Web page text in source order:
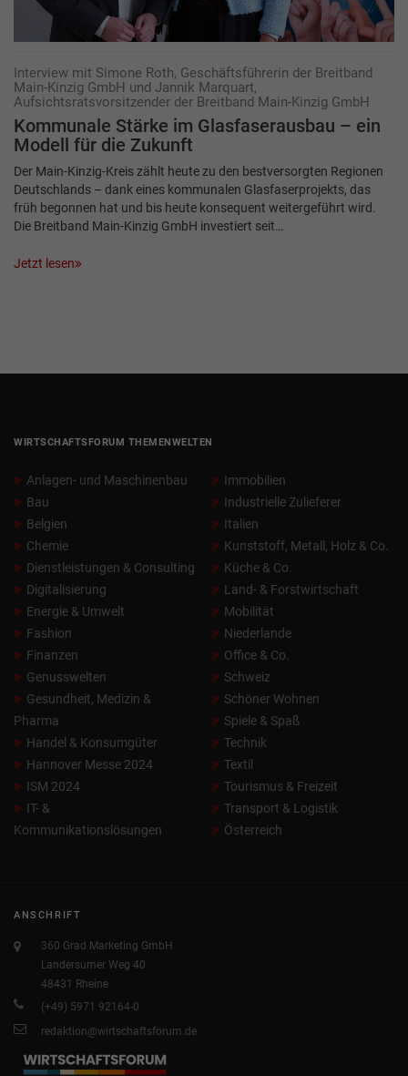
Interview mit Simone Roth, Geschäftsführerin der Breitband
Main-Kinzig GmbH und Jannik Marquart,
Aufsichtsratsvorsitzender der Breitband Main-Kinzig GmbH
Kommunale Stärke im Glasfaserausbau – ein
Modell für die Zukunft
Der Main-Kinzig-Kreis zählt heute zu den bestversorgten Regionen
Deutschlands – dank eines kommunalen Glasfaserprojekts, das
früh begonnen hat und bis heute konsequent weitergeführt wird.
Die Breitband Main-Kinzig GmbH investiert seit…
Jetzt lesen
WIRTSCHAFTSFORUM THEMENWELTEN
Anlagen- und Maschinenbau
Bau
Belgien
Chemie
Dienstleistungen & Consulting
Digitalisierung
Energie & Umwelt
Fashion
Finanzen
Genusswelten
Gesundheit, Medizin &
Pharma
Handel & Konsumgüter
Hannover Messe 2024
ISM 2024
IT- &
Kommunikationslösungen
Immobilien
Industrielle Zulieferer
Italien
Kunststoff, Metall, Holz & Co.
Küche & Co.
Land- & Forstwirtschaft
Mobilität
Niederlande
Office & Co.
Schweiz
Schöner Wohnen
Spiele & Spaß
Technik
Textil
Tourismus & Freizeit
Transport & Logistik
Österreich
ANSCHRIFT
360 Grad Marketing GmbH
Landersumer Weg 40
48431 Rheine
(+49) 5971 92164-0
redaktion@wirtschaftsforum.de